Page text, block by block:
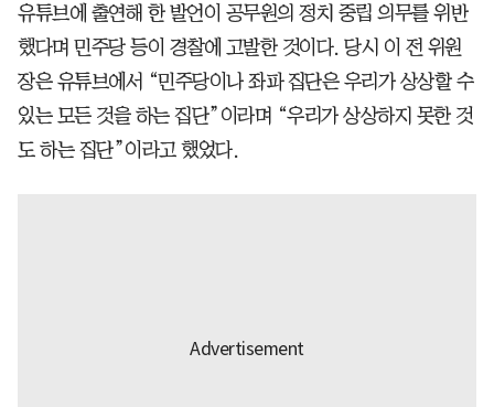
유튜브에 출연해 한 발언이 공무원의 정치 중립 의무를 위반
했다며 민주당 등이 경찰에 고발한 것이다. 당시 이 전 위원
장은 유튜브에서 “민주당이나 좌파 집단은 우리가 상상할 수
있는 모든 것을 하는 집단”이라며 “우리가 상상하지 못한 것
도 하는 집단”이라고 했었다.